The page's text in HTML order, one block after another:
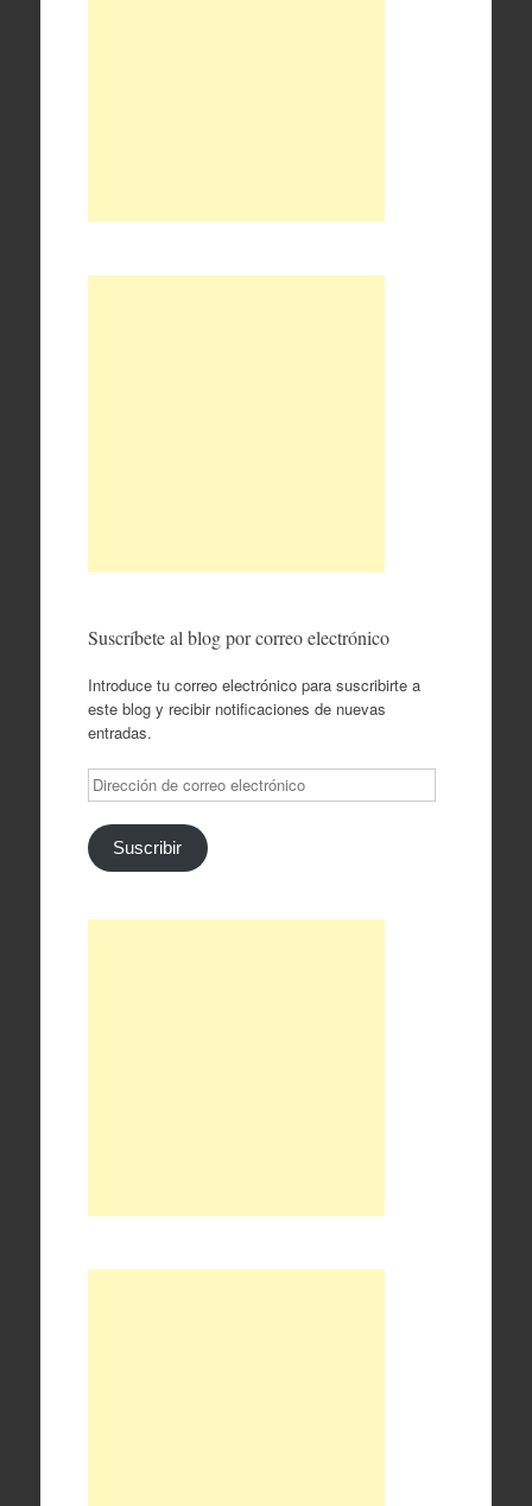
Suscríbete al blog por correo electrónico
Introduce tu correo electrónico para suscribirte a
este blog y recibir notificaciones de nuevas
entradas.
Dirección
de
correo
electrónico
Suscribir